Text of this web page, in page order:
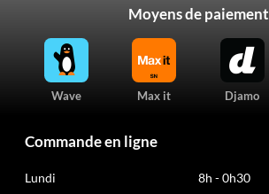
Moyens de paiement
Wave Max it Djamo
Commande en ligne
Lundi
8h - 0h30